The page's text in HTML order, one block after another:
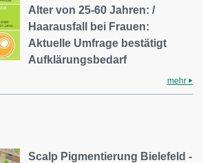
Alter von 25-60 Jahren: /
Haarausfall bei Frauen:
Aktuelle Umfrage bestätigt
Aufklärungsbedarf
mehr
Scalp Pigmentierung Bielefeld -